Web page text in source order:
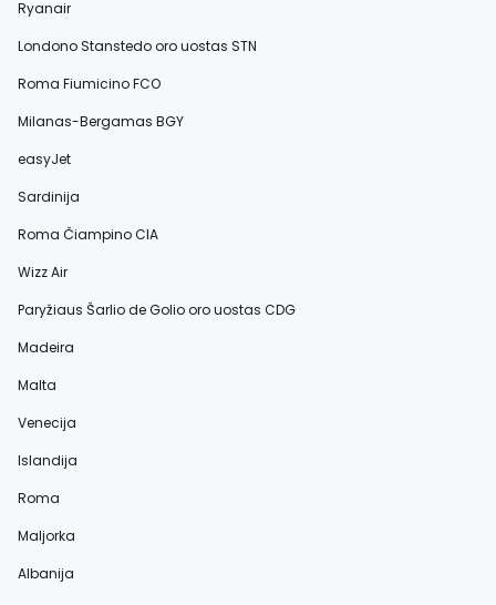
Ryanair
Londono Stanstedo oro uostas STN
Roma Fiumicino FCO
Milanas-Bergamas BGY
easyJet
Sardinija
Roma Čiampino CIA
Wizz Air
Paryžiaus Šarlio de Golio oro uostas CDG
Madeira
Malta
Venecija
Islandija
Roma
Maljorka
Albanija